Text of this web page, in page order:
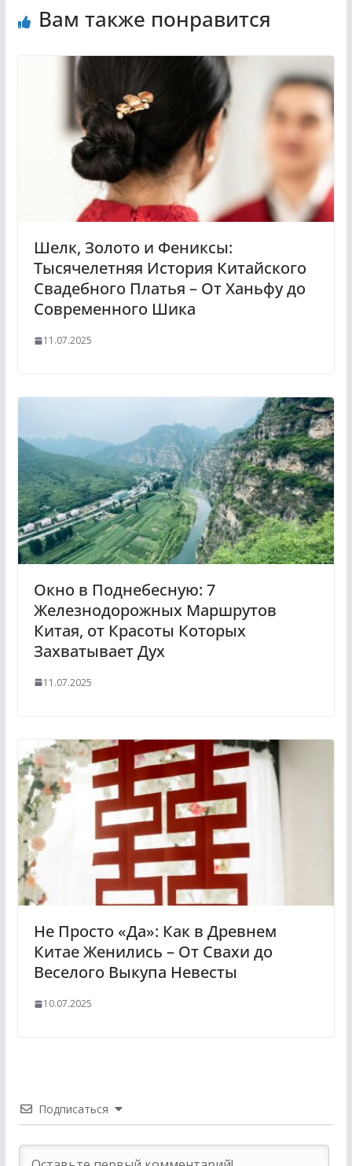
Вам также понравится
Шелк, Золото и Фениксы:
Тысячелетняя История Китайского
Свадебного Платья – От Ханьфу до
Современного Шика
11.07.2025
Окно в Поднебесную: 7
Железнодорожных Маршрутов
Китая, от Красоты Которых
Захватывает Дух
11.07.2025
Не Просто «Да»: Как в Древнем
Китае Женились – От Свахи до
Веселого Выкупа Невесты
10.07.2025
Подписаться